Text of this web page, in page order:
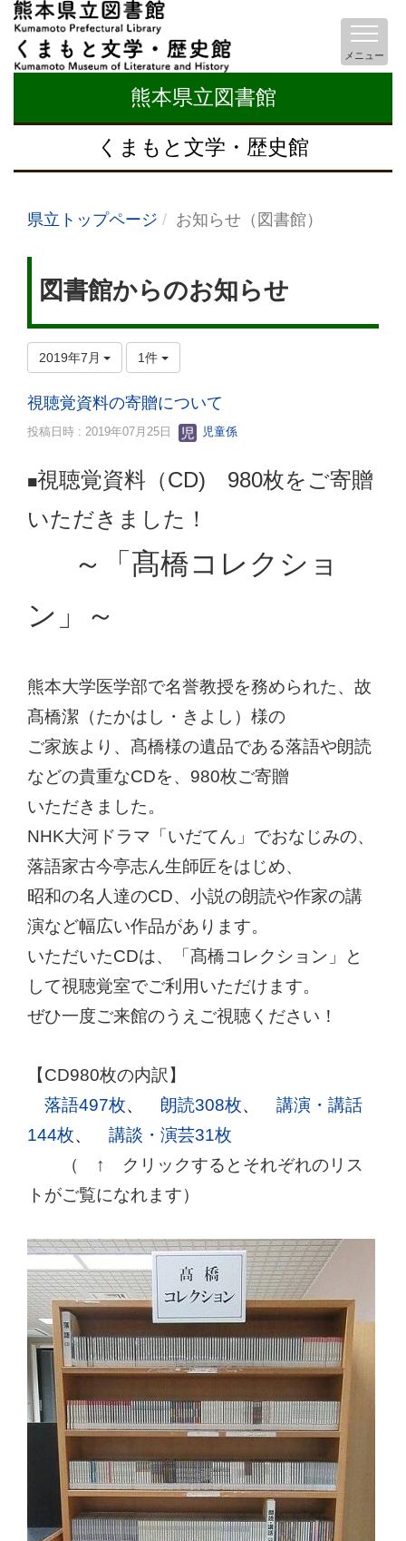
熊本県立図書館
くまもと文学・歴史館
メニュー
県立トップページ お知らせ（図書館）
図書館からのお知らせ
2019年7月 1件
視聴覚資料の寄贈について
投稿日時 : 2019年07月25日 児童係
■視聴覚資料（CD) 980枚をご寄贈
いただきました！
～
「髙橋コレクショ
ン」～
熊本大学医学部で名誉教授を務められた、 故
髙橋潔（たかはし・きよし）様の
ご家族より、髙橋様の遺品である落語や朗読
などの貴重なCDを、980枚ご寄贈
いただきました。
NHK大河ドラマ「いだてん」でおなじみの、
落語家古今亭志ん生師匠をはじめ、
昭和の名人達のCD、小説の朗読や作家の講
演など幅広い作品があります。
いただいたCDは、「髙橋コレクション」と
して視聴覚室でご利用いただけます。
ぜひ一度ご来館のうえご視聴ください！
【CD980枚の内訳】
落語497枚、 朗読308枚、 講演・講話
144枚、 講談・演芸31枚
（ ↑ クリックするとそれぞれのリス
トがご覧になれます）